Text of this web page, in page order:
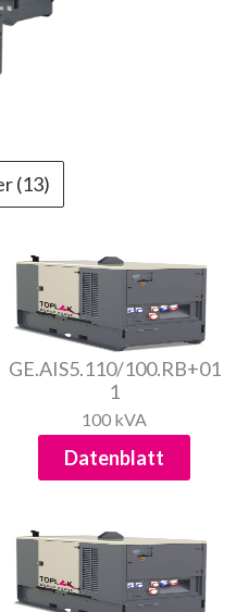
(13)
GE.AIS5.110/100.RB+01
1
100 kVA
Datenblatt